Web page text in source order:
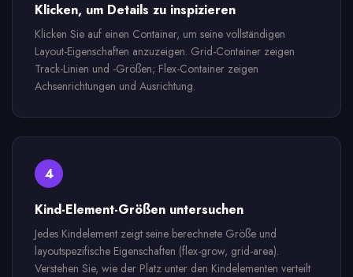
Klicken, um Details zu inspizieren
Klicken Sie auf einen Container, um seine vollständigen
Layout-Eigenschaften anzuzeigen. Grid-Container zeigen
Track-Linien und -Größen; Flex-Container zeigen
Achsenrichtungen und Ausrichtung.
4
Kind-Element-Größen untersuchen
Jedes Kindelement zeigt seine berechnete Größe und
layoutspezifische Eigenschaften (flex-grow, grid-area).
Verstehen Sie, wie der Platz unter den Kindelementen verteilt